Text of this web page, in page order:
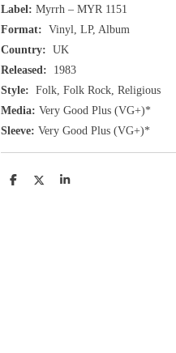
Label: Myrrh ‎– MYR 1151
Format: Vinyl, LP, Album
Country: UK
Released: 1983
Style: Folk, Folk Rock, Religious
Media: Very Good Plus (VG+)*
Sleeve: Very Good Plus (VG+)*
D
D
S